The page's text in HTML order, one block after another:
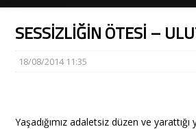
SESSİZLİĞİN ÖTESİ –
18/08/2014 11:35
Yaşadığımız adaletsiz düzen ve yarattığı